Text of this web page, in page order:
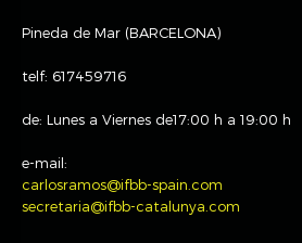
Pineda de Mar (BARCELONA)
telf: 617459716
de: Lunes a Viernes de17:00 h a 19:00 h
e-mail:
carlosramos@ifbb-spain.com
secretaria@ifbb-catalunya.com